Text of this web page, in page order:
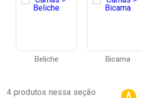
Beliche Bicama
4 produtos nessa seção